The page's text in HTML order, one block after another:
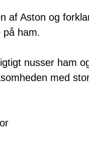
af Aston og
på ham.
nusser ham
med